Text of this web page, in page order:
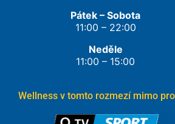
Pátek – Sobota
11:00 – 22:00
Neděle
11:00 – 15:00
Wellness v tomto rozmezí mimo